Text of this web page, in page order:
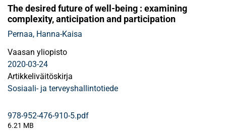
The desired future of well-being : examining
complexity, anticipation and participation
Pernaa, Hanna-Kaisa
Vaasan yliopisto
2020-03-24
Artikkeliväitöskirja
Sosiaali- ja terveyshallintotiede
978-952-476-910-5.pdf
6.21 MB